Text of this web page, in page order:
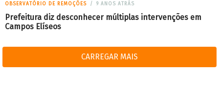
OBSERVATÓRIO DE REMOÇÕES 9 ANOS ATRÁS
Prefeitura diz desconhecer múltiplas intervenções em
Campos Elíseos
CARREGAR MAIS